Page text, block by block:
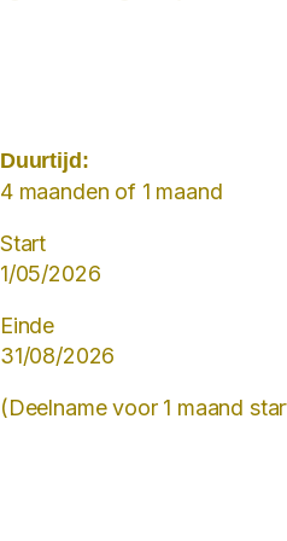
Duurtijd:
4 maanden of 1 maand
Start
1/05/2026
Einde
31/08/2026
(Deelname voor 1 maand